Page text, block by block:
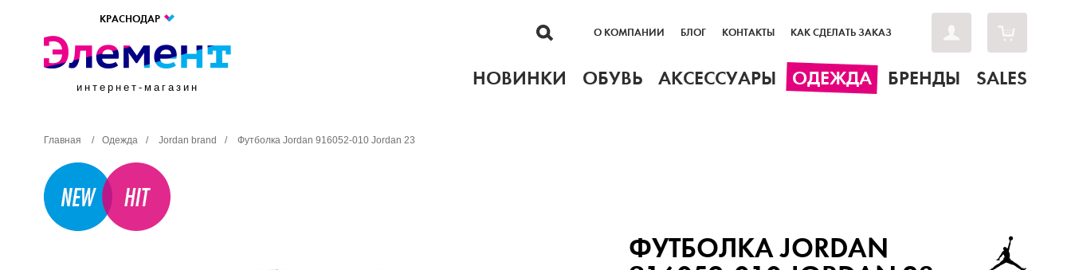
КРАСНОДАР
интернет-магазин
О КОМПАНИИ БЛОГ КОНТАКТЫ КАК СДЕЛАТЬ ЗАКАЗ
НОВИНКИ ОБУВЬ АКСЕССУАРЫ ОДЕЖДА БРЕНДЫ SALES
Главная / Одежда / Jordan brand / Футболка Jordan 916052-010 Jordan 23
ФУТБОЛКА JORDAN